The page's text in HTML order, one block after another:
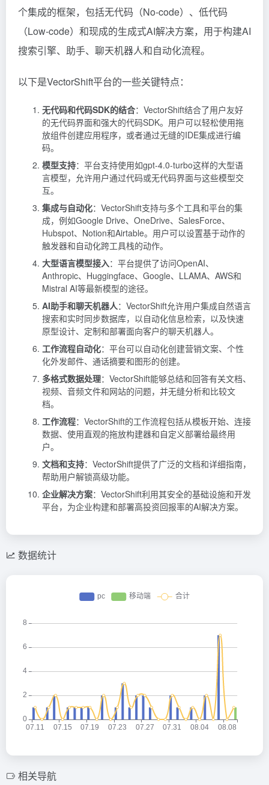
个集成的框架，包括无代码（No-code）、低代码
（Low-code）和现成的生成式AI解决方案，用于构建AI
搜索引擎、助手、聊天机器人和自动化流程。
以下是VectorShift平台的一些关键特点：
无代码和代码SDK的结合：VectorShift结合了用户友好
的无代码界面和强大的代码SDK。用户可以轻松使用拖
放组件创建应用程序，或者通过无缝的IDE集成进行编
码。
模型支持：平台支持使用如gpt-4.0-turbo这样的大型语
言模型，允许用户通过代码或无代码界面与这些模型交
互。
集成与自动化：VectorShift支持与多个工具和平台的集
成，例如Google Drive、OneDrive、SalesForce、
Hubspot、Notion和Airtable。用户可以设置基于动作的
触发器和自动化跨工具栈的动作。
大型语言模型接入：平台提供了访问OpenAI、
Anthropic、Huggingface、Google、LLAMA、AWS和
Mistral AI等最新模型的途径。
AI助手和聊天机器人：VectorShift允许用户集成自然语言
搜索和实时同步数据库，以自动化信息检索，以及快速
原型设计、定制和部署面向客户的聊天机器人。
工作流程自动化：平台可以自动化创建营销文案、个性
化外发邮件、通话摘要和图形的创建。
多格式数据处理：VectorShift能够总结和回答有关文档、
视频、音频文件和网站的问题，并无缝分析和比较文
档。
工作流程：VectorShift的工作流程包括从模板开始、连接
数据、使用直观的拖放构建器和自定义部署给最终用
户。
文档和支持：VectorShift提供了广泛的文档和详细指南，
帮助用户解锁高级功能。
企业解决方案：VectorShift利用其安全的基础设施和开发
平台，为企业构建和部署高投资回报率的AI解决方案。
数据统计
相关导航